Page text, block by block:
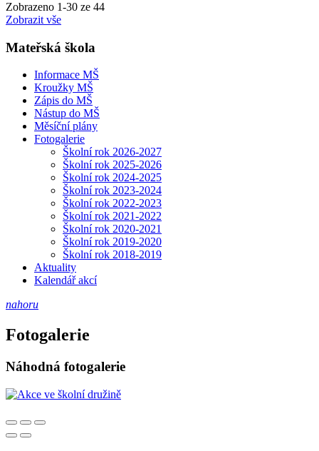
Zobrazeno 1-30 ze 44
Zobrazit vše
Mateřská škola
Informace MŠ
Kroužky MŠ
Zápis do MŠ
Nástup do MŠ
Měsíční plány
Fotogalerie
Školní rok 2026-2027
Školní rok 2025-2026
Školní rok 2024-2025
Školní rok 2023-2024
Školní rok 2022-2023
Školní rok 2021-2022
Školní rok 2020-2021
Školní rok 2019-2020
Školní rok 2018-2019
Aktuality
Kalendář akcí
nahoru
Fotogalerie
Náhodná fotogalerie